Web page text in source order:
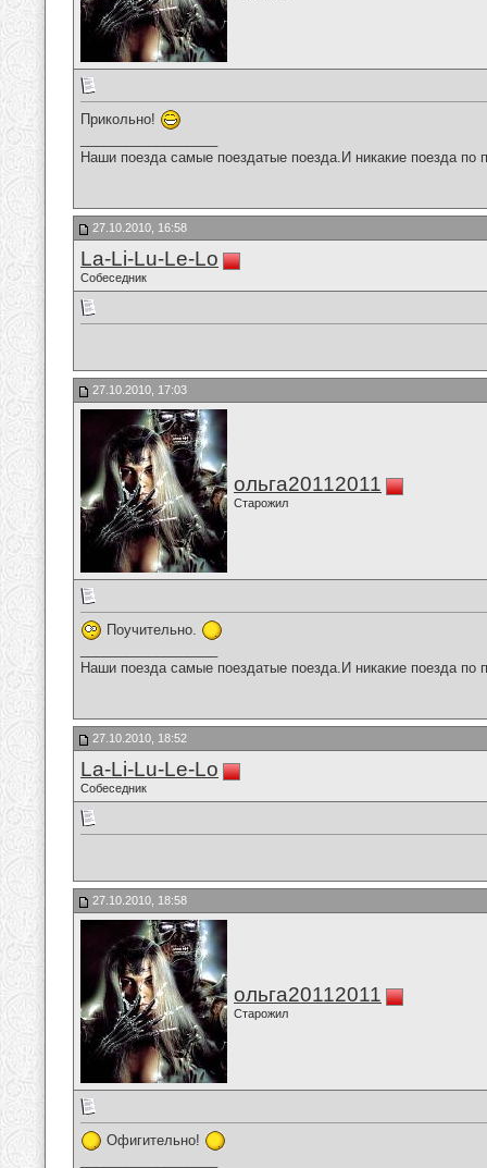
Прикольно!
Наши поезда самые поездатые поезда.И никакие поезда по
27.10.2010, 16:58
La-Li-Lu-Le-Lo
Собеседник
27.10.2010, 17:03
ольга20112011
Старожил
Поучительно.
Наши поезда самые поездатые поезда.И никакие поезда по
27.10.2010, 18:52
La-Li-Lu-Le-Lo
Собеседник
27.10.2010, 18:58
ольга20112011
Старожил
Офигительно!